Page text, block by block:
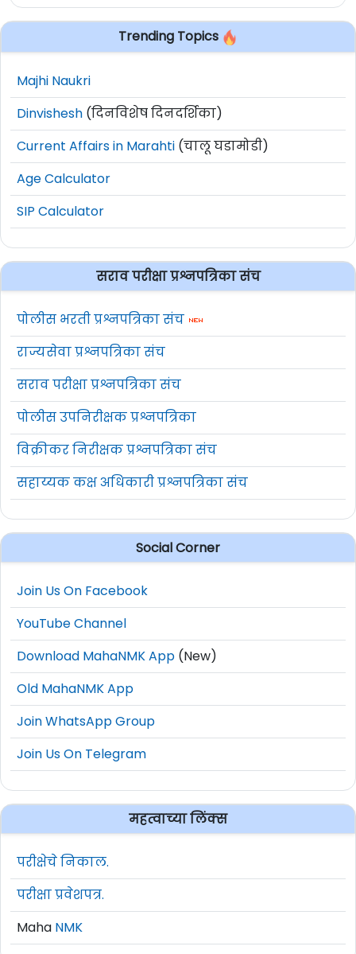
Trending Topics
Majhi Naukri
Dinvishesh (दिनविशेष दिनदर्शिका)
Current Affairs in Marahti (चालू घडामोडी)
Age Calculator
SIP Calculator
सराव परीक्षा प्रश्नपत्रिका संच
पोलीस भरती प्रश्नपत्रिका संच
राज्यसेवा प्रश्नपत्रिका संच
सराव परीक्षा प्रश्नपत्रिका संच
पोलीस उपनिरीक्षक प्रश्नपत्रिका
विक्रीकर निरीक्षक प्रश्नपत्रिका संच
सहाय्यक कक्ष अधिकारी प्रश्नपत्रिका संच
Social Corner
Join Us On Facebook
YouTube Channel
Download MahaNMK App (New)
Old MahaNMK App
Join WhatsApp Group
Join Us On Telegram
महत्वाच्या लिंक्स
परीक्षेचे निकाल.
परीक्षा प्रवेशपत्र.
Maha NMK